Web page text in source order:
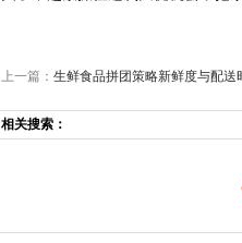
上一篇： 生鲜食品拼团策略新鲜度与配送
相关搜索：